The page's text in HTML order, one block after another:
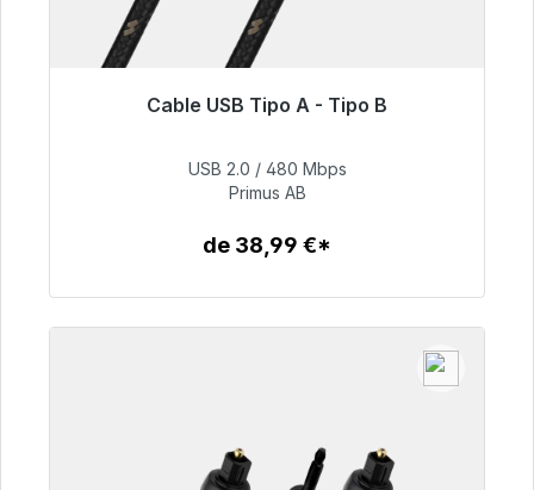
Cable USB Tipo A - Tipo B
Listo para envío inmediato, plazo de entrega
76,99 €
USB 2.0 / 480 Mbps
Primus AB
de 38,99 €*